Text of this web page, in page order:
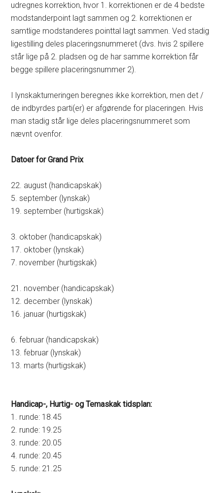
udregnes korrektion, hvor 1. korrektionen er de 4 bedste
modstanderpoint lagt sammen og 2. korrektionen er
samtlige modstanderes pointtal lagt sammen. Ved stadig
ligestilling deles placeringsnummeret (dvs. hvis 2 spillere
står lige på 2. pladsen og de har samme korrektion får
begge spillere placeringsnummer 2).
I lynskakturneringen beregnes ikke korrektion, men det /
de indbyrdes parti(er) er afgørende for placeringen. Hvis
man stadig står lige deles placeringsnummeret som
nævnt ovenfor.
Datoer for Grand Prix
22. august (handicapskak)
5. september (lynskak)
19. september (hurtigskak)
3. oktober (handicapskak)
17. oktober (lynskak)
7. november (hurtigskak)
21. november (handicapskak)
12. december (lynskak)
16. januar (hurtigskak)
6. februar (handicapskak)
13. februar (lynskak)
13. marts (hurtigskak)
Handicap-, Hurtig- og Temaskak tidsplan:
1. runde: 18.45
2. runde: 19.25
3. runde: 20.05
4. runde: 20.45
5. runde: 21.25